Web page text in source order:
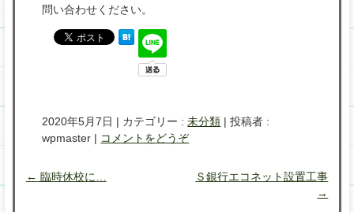
問い合わせください。
2020年5月7日 | カテゴリー :未分類 |投稿者 :
wpmaster | コメントをどうぞ
← 臨時休校に…
Ｓ銀行エコネット設置工事
→